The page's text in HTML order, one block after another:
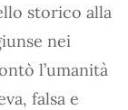
storico alla
nei
l’umanità
falsa e